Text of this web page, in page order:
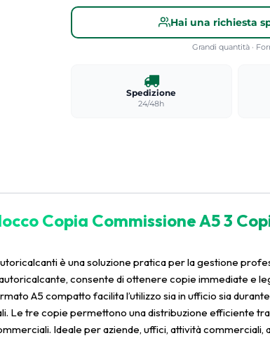
Hai una richiesta
Grandi quantità ·
Spedizione
24/48h
Copia Commissione A5 3
è una soluzione pratica per la gestione
consente di ottenere copie immediate e
A5 compatto facilita l’utilizzo sia in ufficio sia
Le tre copie permettono una distribuzione efficiente
Ideale per aziende, uffici, attività